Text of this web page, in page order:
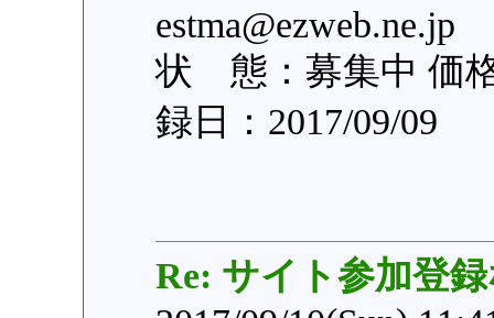
状 態：募集中 価
録日：2017/09/09
Re: サイト参加登